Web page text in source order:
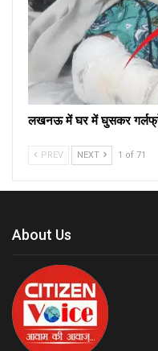
लखनऊ में घर में घुसकर
PREV NEXT 1 of 71
About Us